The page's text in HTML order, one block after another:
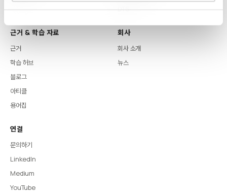
DTS
근거 & 학습 자료
근거
학습 허브
블로그
아티클
용어집
회사
회사 소개
뉴스
연결
문의하기
LinkedIn
Medium
YouTube